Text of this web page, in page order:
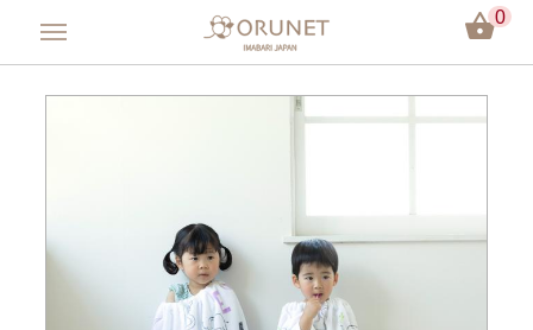
會員登入
毛巾／浴巾
嬰兒用品
0